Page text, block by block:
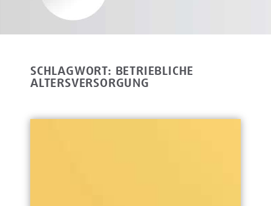
SCHLAGWORT: BETRIEBLICHE
ALTERSVERSORGUNG